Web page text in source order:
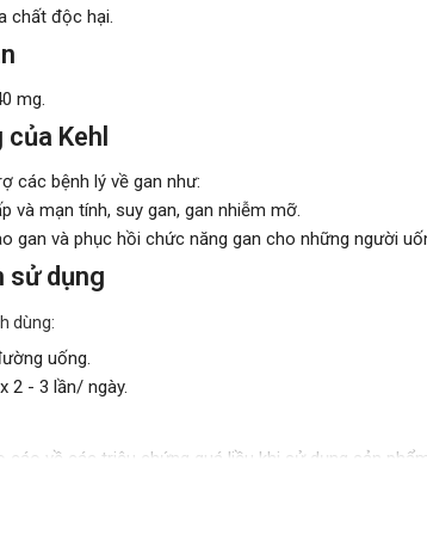
chất độc hại.
mg.
Kehl
các bệnh lý về gan như:
và mạn tính, suy gan, gan nhiễm mỡ.
gan và phục hồi chức năng gan cho những người
sử dụng
dùng:
uống.
2 - 3 lần/ ngày.
cáo về các triệu chứng quá liều khi sử dụng sản